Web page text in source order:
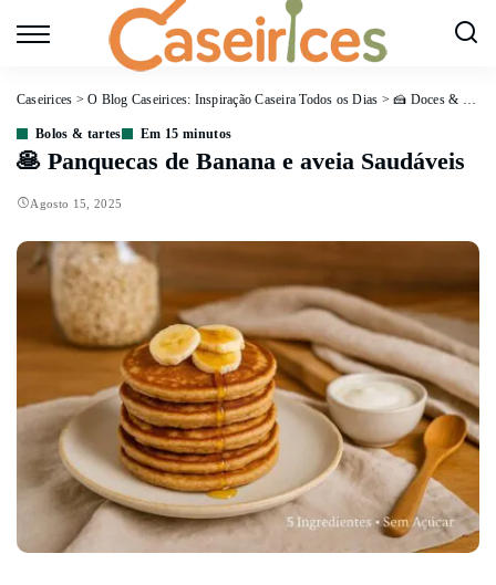
Caseirices >O Blog Caseirices: Inspiração Caseira Todos os Dias >🍰 Doces & Sobremesas
Bolos & tartes Em 15 minutos
🥞 Panquecas de Banana e aveia Saudáveis
Agosto 15, 2025